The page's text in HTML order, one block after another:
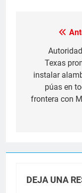
entradas
Texas
instalar
púas en
frontera con
DEJA UNA